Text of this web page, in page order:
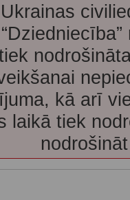
kā arī
laikā tiek